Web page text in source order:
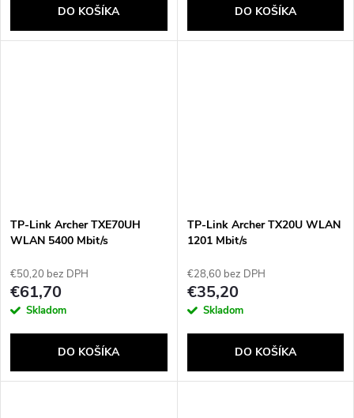
DO KOŠÍKA DO KOŠÍKA
TP-Link Archer TXE70UH
WLAN 5400 Mbit/s
€50,20 bez DPH
€61,70
Skladom
DO KOŠÍKA
TP-Link Archer TX20U WLAN
1201 Mbit/s
€28,60 bez DPH
€35,20
Skladom
DO KOŠÍKA